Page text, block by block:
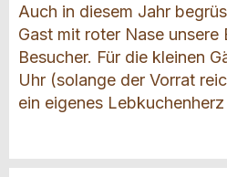
Auch in diesem Jahr
Gast mit roter Nase unsere
Besucher. Für die kleinen
Uhr (solange der Vorrat
ein eigenes